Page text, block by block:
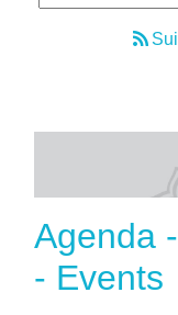
Agenda
- Events